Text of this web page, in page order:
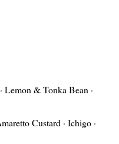
Lemon & Tonka Bean ·
Custard · Ichigo ·